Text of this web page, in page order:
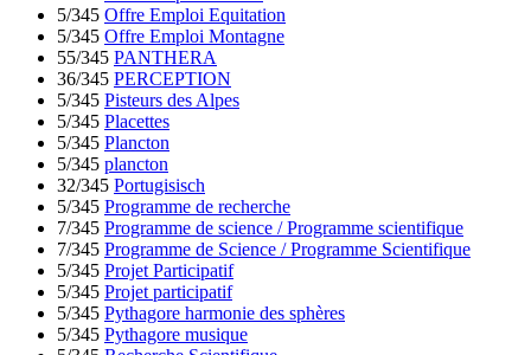
5/345 Offre Emploi Equitation
5/345 Offre Emploi Montagne
55/345 PANTHERA
36/345 PERCEPTION
5/345 Pisteurs des Alpes
5/345 Placettes
5/345 Plancton
5/345 plancton
32/345 Portugisisch
5/345 Programme de recherche
7/345 Programme de science / Programme scientifique
7/345 Programme de Science / Programme Scientifique
5/345 Projet Participatif
5/345 Projet participatif
5/345 Pythagore harmonie des sphères
5/345 Pythagore musique